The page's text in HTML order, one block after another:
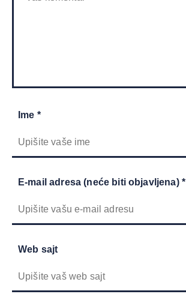
Ime *
E-mail adresa (neće biti objavljena) *
Web sajt